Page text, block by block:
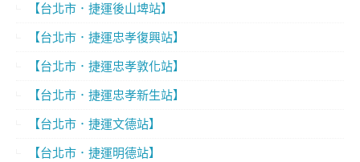
【台北市．捷運後山埤站】
【台北市．捷運忠孝復興站】
【台北市．捷運忠孝敦化站】
【台北市．捷運忠孝新生站】
【台北市．捷運文德站】
【台北市．捷運明德站】